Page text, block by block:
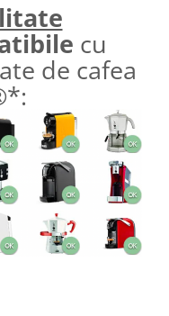
cu
de cafea